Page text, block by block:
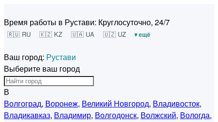
Время работы в Рустави: Круглосуточно, 24/7
🇷🇺 RU 🇰🇿 KZ 🇺🇦 UA 🇺🇿 UZ ▾ ещё
Ваш город: Рустави
Выберите ваш город
В
Волгоград, Воронеж, Великий Новгород, Владивосток,
Владикавказ, Владимир, Волгодонск, Волжский, Вологда,